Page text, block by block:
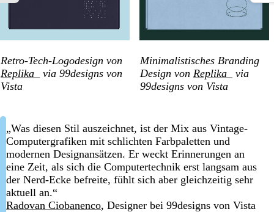
Retro-Tech-Logodesign von
Replika_
via 99designs von
Vista
Minimalistisches Branding
Design von Replika_
via
99designs von Vista
„Was diesen Stil auszeichnet, ist der Mix aus Vintage-
Computergrafiken mit schlichten Farbpaletten und
modernen Designansätzen. Er weckt Erinnerungen an
eine Zeit, als sich die Computertechnik erst langsam aus
der Nerd-Ecke befreite, fühlt sich aber gleichzeitig sehr
aktuell an.“
Radovan Ciobanenco, Designer bei 99designs von Vista